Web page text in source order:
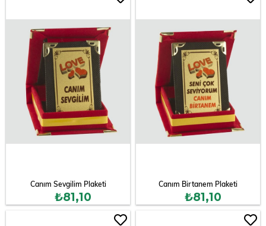
Canım Sevgilim Plaketi
₺81,10
Canım Birtanem Plaketi
₺81,10